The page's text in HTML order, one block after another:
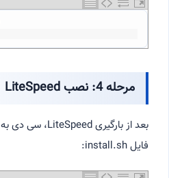
مرحله 4: نصب LiteSpeed
فایل install.sh: